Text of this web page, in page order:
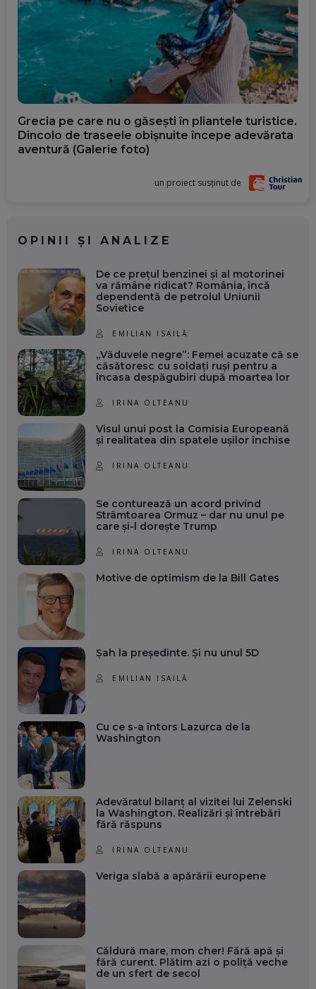
Grecia pe care nu o găsești în pliantele turistice.
Dincolo de traseele obișnuite începe adevărata
aventură (Galerie foto)
un proiect susținut de
OPINII ȘI ANALIZE
De ce prețul benzinei și al motorinei
va rămâne ridicat? România, încă
dependentă de petrolul Uniunii
Sovietice
EMILIAN ISAILĂ
„Văduvele negre”: Femei acuzate că se
căsătoresc cu soldați ruși pentru a
încasa despăgubiri după moartea lor
IRINA OLTEANU
Visul unui post la Comisia Europeană
și realitatea din spatele ușilor închise
IRINA OLTEANU
Se conturează un acord privind
Strâmtoarea Ormuz – dar nu unul pe
care și-l dorește Trump
IRINA OLTEANU
Motive de optimism de la Bill Gates
Șah la președinte. Și nu unul 5D
EMILIAN ISAILĂ
Cu ce s-a întors Lazurca de la
Washington
Adevăratul bilanț al vizitei lui Zelenski
la Washington. Realizări și întrebări
fără răspuns
IRINA OLTEANU
Veriga slabă a apărării europene
Căldură mare, mon cher! Fără apă și
fără curent. Plătim azi o poliță veche
de un sfert de secol